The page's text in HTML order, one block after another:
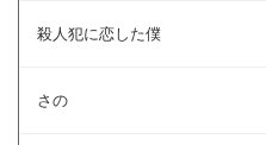
殺人犯に恋した僕
さの